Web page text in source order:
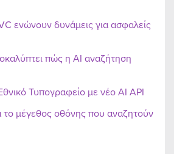
ενώνουν δυνάμεις για ασφαλείς
πώς η AI αναζήτηση
Τυπογραφείο με νέο AI API
μέγεθος οθόνης που αναζητούν